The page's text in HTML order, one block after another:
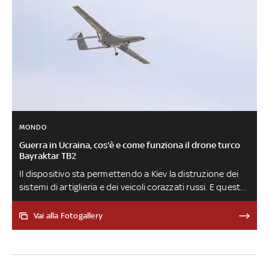
MONDO
Guerra in Ucraina, cos'è e come funziona il drone turco
Bayraktar TB2
Il dispositivo sta permettendo a Kiev la distruzione dei
sistemi di artiglieria e dei veicoli corazzati russi. E questo
fattore ha reso “il mondo intero” un cliente. Almeno,
secondo quanto sostiene il designer del drone, Selcuk
dettagli
Vai alla Fotogallery